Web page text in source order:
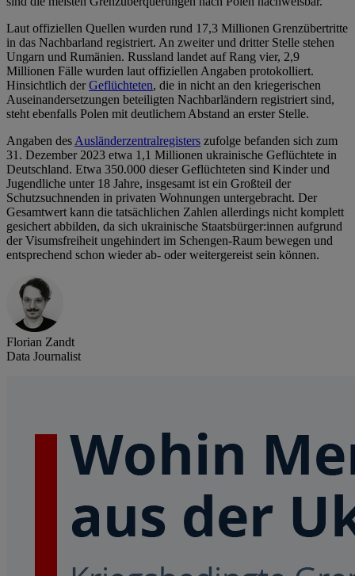
Laut offiziellen Quellen wurden rund 17,3 Millionen Grenzübertritte
in das Nachbarland registriert. An zweiter und dritter Stelle stehen
Ungarn und Rumänien. Russland landet auf Rang vier, 2,9
Millionen Fälle wurden laut offiziellen Angaben protokolliert.
Hinsichtlich derGeflüchteten, die in nicht an den kriegerischen
Auseinandersetzungen beteiligten Nachbarländern registriert sind,
steht ebenfalls Polen mit deutlichem Abstand an erster Stelle.
Angaben desAusländerzentralregisters zufolge befanden sich zum
31. Dezember 2023 etwa 1,1 Millionen ukrainische Geflüchtete in
Deutschland. Etwa 350.000 dieser Geflüchteten sind Kinder und
Jugendliche unter 18 Jahre, insgesamt ist ein Großteil der
Schutzsuchnenden in privaten Wohnungen untergebracht. Der
Gesamtwert kann die tatsächlichen Zahlen allerdings nicht komplett
gesichert abbilden, da sich ukrainische Staatsbürger:innen aufgrund
der Visumsfreiheit ungehindert im Schengen-Raum bewegen und
entsprechend schon wieder ab- oder weitergereist sein können.
Florian Zandt
Data Journalist